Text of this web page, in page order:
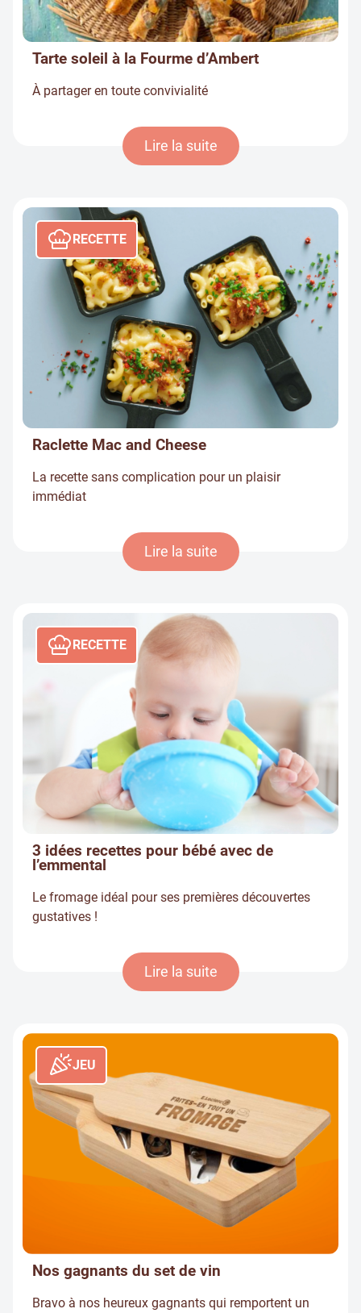
Tarte soleil à la Fourme d’Ambert
À partager en toute convivialité
Lire la suite
RECETTE
Raclette Mac and Cheese
La recette sans complication pour un plaisir
immédiat
Lire la suite
RECETTE
3 idées recettes pour bébé avec de
l’emmental
Le fromage idéal pour ses premières découvertes
gustatives !
Lire la suite
JEU
Nos gagnants du set de vin
Bravo à nos heureux gagnants qui remportent un